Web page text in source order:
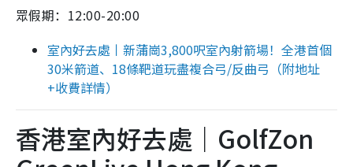
眾假期：12:00-20:00
室內好去處丨新蒲崗3,800呎室內射箭場！全港首個
30米箭道、18條靶道玩盡複合弓/反曲弓（附地址
+收費詳情）
香港室內好去處｜GolfZon